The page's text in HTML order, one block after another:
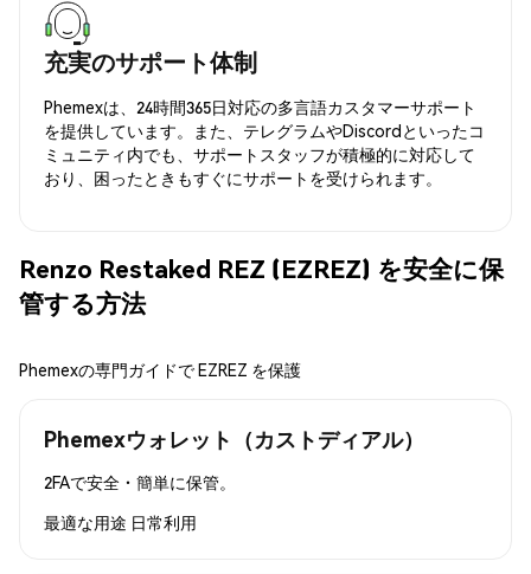
充実のサポート体制
Phemexは、24時間365日対応の多言語カスタマーサポート
を提供しています。また、テレグラムやDiscordといったコ
ミュニティ内でも、サポートスタッフが積極的に対応して
おり、困ったときもすぐにサポートを受けられます。
Renzo Restaked REZ (EZREZ) を安全に保
管する方法
Phemexの専門ガイドで EZREZ を保護
Phemexウォレット（カストディアル）
2FAで安全・簡単に保管。
最適な用途 日常利用